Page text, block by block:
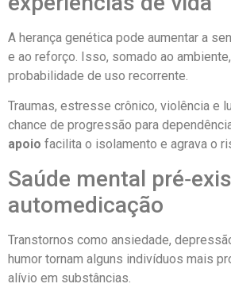
A herança genética pode aumentar a
e ao reforço. Isso, somado ao
probabilidade de uso recorrente.
Traumas, estresse crônico, violência e
chance de progressão para
apoio facilita o isolamento e agrava o
Saúde mental
automedicação
Transtornos como ansiedade,
humor tornam alguns indivíduos mais
alívio em substâncias.